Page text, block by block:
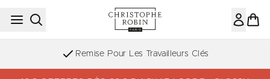
Passer au contenu principal
Remise Pour Les Travailleurs Clés